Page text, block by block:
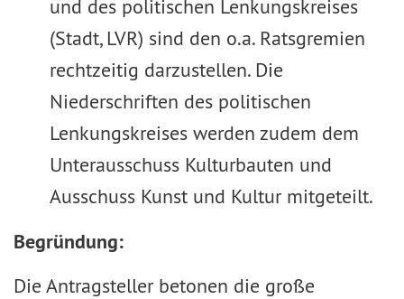
und des politischen Lenkungskreises
(Stadt, LVR) sind den o.a. Ratsgremien
rechtzeitig darzustellen. Die
Niederschriften des politischen
Lenkungskreises werden zudem dem
Unterausschuss Kulturbauten und
Ausschuss Kunst und Kultur mitgeteilt.
Begründung:
Die Antragsteller betonen die große